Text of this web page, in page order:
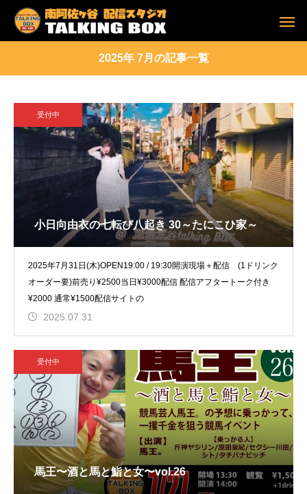
2025年 7月の記事一覧
受付中
小日向由衣の七転び八起き 30～たにこひ家～
2025年7月31日(木)OPEN19:00 / 19:30開演現場＋配信 (1ドリンク
オーダー要)前売り¥2500当日¥3000配信 配信アフタートーク付き
¥2000 通常¥1500配信サイトの
2025.07.31
受付中
馬王〜酒と馬と鮨と女〜vol.26